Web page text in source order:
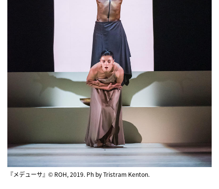
『メデューサ』© ROH, 2019. Ph by Tristram Kenton.